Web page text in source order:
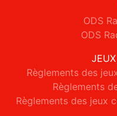
ODS
ODS
Règlements des
Règlements
Règlements des jeux